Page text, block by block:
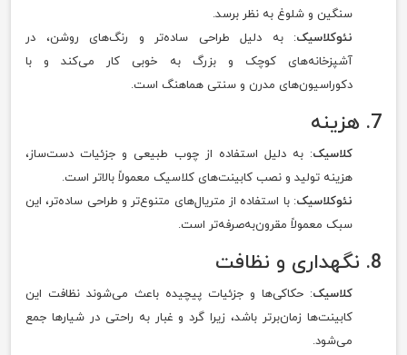
سنگین و شلوغ به نظر برسد.
نئوکلاسیک: به دلیل طراحی ساده‌تر و رنگ‌های روشن، در
آشپزخانه‌های کوچک و بزرگ به خوبی کار می‌کند و با
دکوراسیون‌های مدرن و سنتی هماهنگ است.
7. هزینه
کلاسیک: به دلیل استفاده از چوب طبیعی و جزئیات دست‌ساز،
هزینه تولید و نصب کابینت‌های کلاسیک معمولاً بالاتر است.
نئوکلاسیک: با استفاده از متریال‌های متنوع‌تر و طراحی ساده‌تر، این
سبک معمولاً مقرون‌به‌صرفه‌تر است.
8. نگهداری و نظافت
کلاسیک: حکاکی‌ها و جزئیات پیچیده باعث می‌شوند نظافت این
کابینت‌ها زمان‌برتر باشد، زیرا گرد و غبار به راحتی در شیارها جمع
می‌شود.